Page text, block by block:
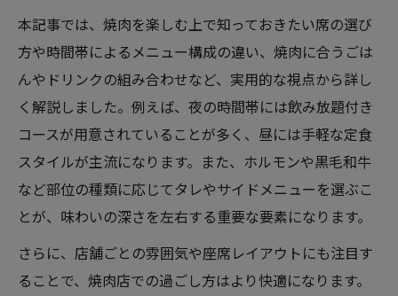
本記事では、焼肉を楽しむ上で知っておきたい席の選び
方や時間帯によるメニュー構成の違い、焼肉に合うごは
んやドリンクの組み合わせなど、実用的な視点から詳し
く解説しました。例えば、夜の時間帯には飲み放題付き
コースが用意されていることが多く、昼には手軽な定食
スタイルが主流になります。また、ホルモンや黒毛和牛
など部位の種類に応じてタレやサイドメニューを選ぶこ
とが、味わいの深さを左右する重要な要素になります。
さらに、店舗ごとの雰囲気や座席レイアウトにも注目す
ることで、焼肉店での過ごし方はより快適になります。